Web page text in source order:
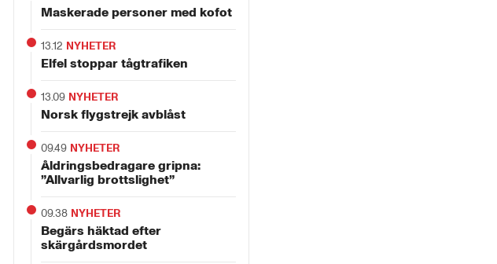
Maskerade personer med kofot
13.12 NYHETER
Elfel stoppar tågtrafiken
13.09 NYHETER
Norsk flygstrejk avblåst
09.49 NYHETER
Åldringsbedragare gripna:
”Allvarlig brottslighet”
09.38 NYHETER
Begärs häktad efter
skärgårdsmordet